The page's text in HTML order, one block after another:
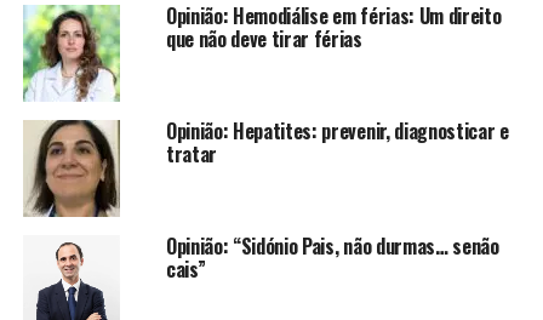
Opinião: Hemodiálise em férias: Um direito
que não deve tirar férias
Opinião: Hepatites: prevenir, diagnosticar e
tratar
Opinião: “Sidónio Pais, não durmas… senão
cais”